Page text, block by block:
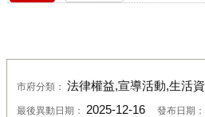
市府分類： 法律權益,宣導活動,生活
最後異動日期： 2025-12-16 發布日期：